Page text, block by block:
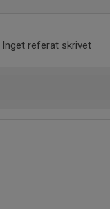
Inget referat skrivet